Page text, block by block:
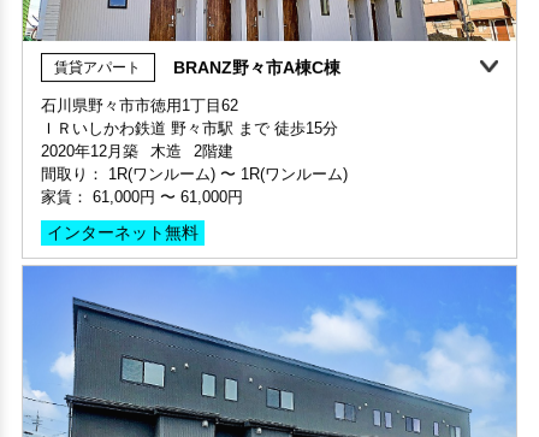
敷金・礼金ゼロ
部屋号数 101号室
家賃 24,000円・共益費 3,000円
階数 1階
間取り 1K・専有面積 19.44㎡
敷金 - ・礼金 -
保証人不要・代行 インターネット無料
賃貸アパート BRANZ野々市A棟C棟
石川県野々市市徳用1丁目62
ＩＲいしかわ鉄道 野々市駅 まで 徒歩15分
間取り：1R(ワンルーム) 〜
家賃：61,000円 〜 61,000円
インターネット無料